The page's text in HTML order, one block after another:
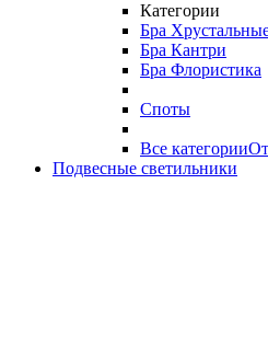
Категории
Бра
Бра Кантри
Бра Флористика
Споты
Все категории
Подвесные светильники